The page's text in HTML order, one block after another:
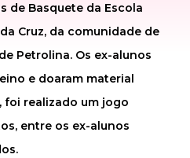
de Basquete da Escola
Cruz, da comunidade de
Petrolina. Os ex-alunos
e doaram material
foi realizado um jogo
entre os ex-alunos